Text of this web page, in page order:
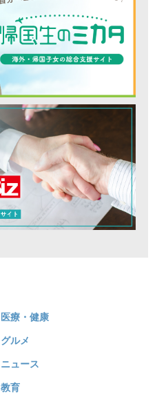
医療・健康
グルメ
ニュース
教育